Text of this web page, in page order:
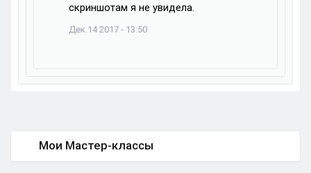
скриншотам я не увидела.
Дек 14 2017 - 13:50
Мои Мастер-классы